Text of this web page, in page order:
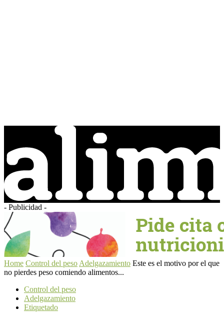
- Publicidad -
Home Control del peso Adelgazamiento Este es el motivo por el que
no pierdes peso comiendo alimentos...
Control del peso
Adelgazamiento
Etiquetado